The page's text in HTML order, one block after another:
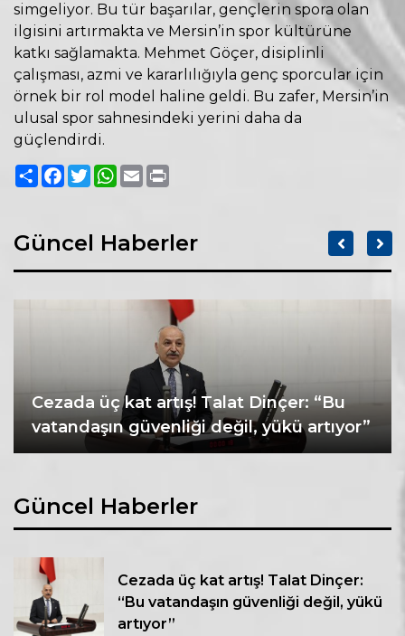
simgeliyor. Bu tür başarılar, gençlerin spora olan
ilgisini artırmakta ve Mersin’in spor kültürüne
katkı sağlamakta. Mehmet Göçer, disiplinli
çalışması, azmi ve kararlılığıyla genç sporcular için
örnek bir rol model haline geldi. Bu zafer, Mersin’in
ulusal spor sahnesindeki yerini daha da
güçlendirdi.
PaylaşFacebook
TwitterWhatsApp
Email
Güncel Haberler
Cezada üç kat artış! Talat Dinçer: “Bu
vatandaşın güvenliği değil, yükü artıyor”
Güncel Haberler
Cezada üç kat artış! Talat Dinçer:
“Bu vatandaşın güvenliği değil, yükü
artıyor”